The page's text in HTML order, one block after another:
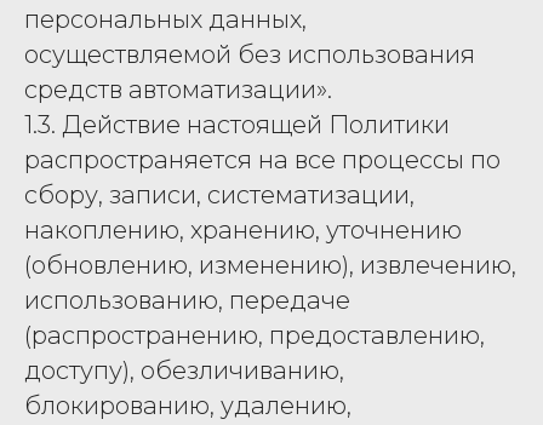
персональных данных,
осуществляемой без использования
средств автоматизации».
1.3. Действие настоящей Политики
распространяется на все процессы по
сбору, записи, систематизации,
накоплению, хранению, уточнению
(обновлению, изменению), извлечению,
использованию, передаче
(распространению, предоставлению,
доступу), обезличиванию,
блокированию, удалению,